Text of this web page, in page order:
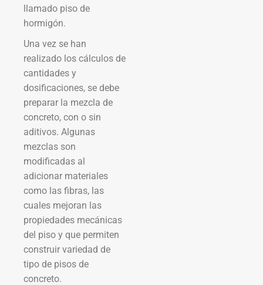
llamado piso de
hormigón.
Una vez se han
realizado los cálculos de
cantidades y
dosificaciones, se debe
preparar la mezcla de
concreto, con o sin
aditivos. Algunas
mezclas son
modificadas al
adicionar materiales
como las fibras, las
cuales mejoran las
propiedades mecánicas
del piso y que permiten
construir variedad de
tipo de pisos de
concreto.